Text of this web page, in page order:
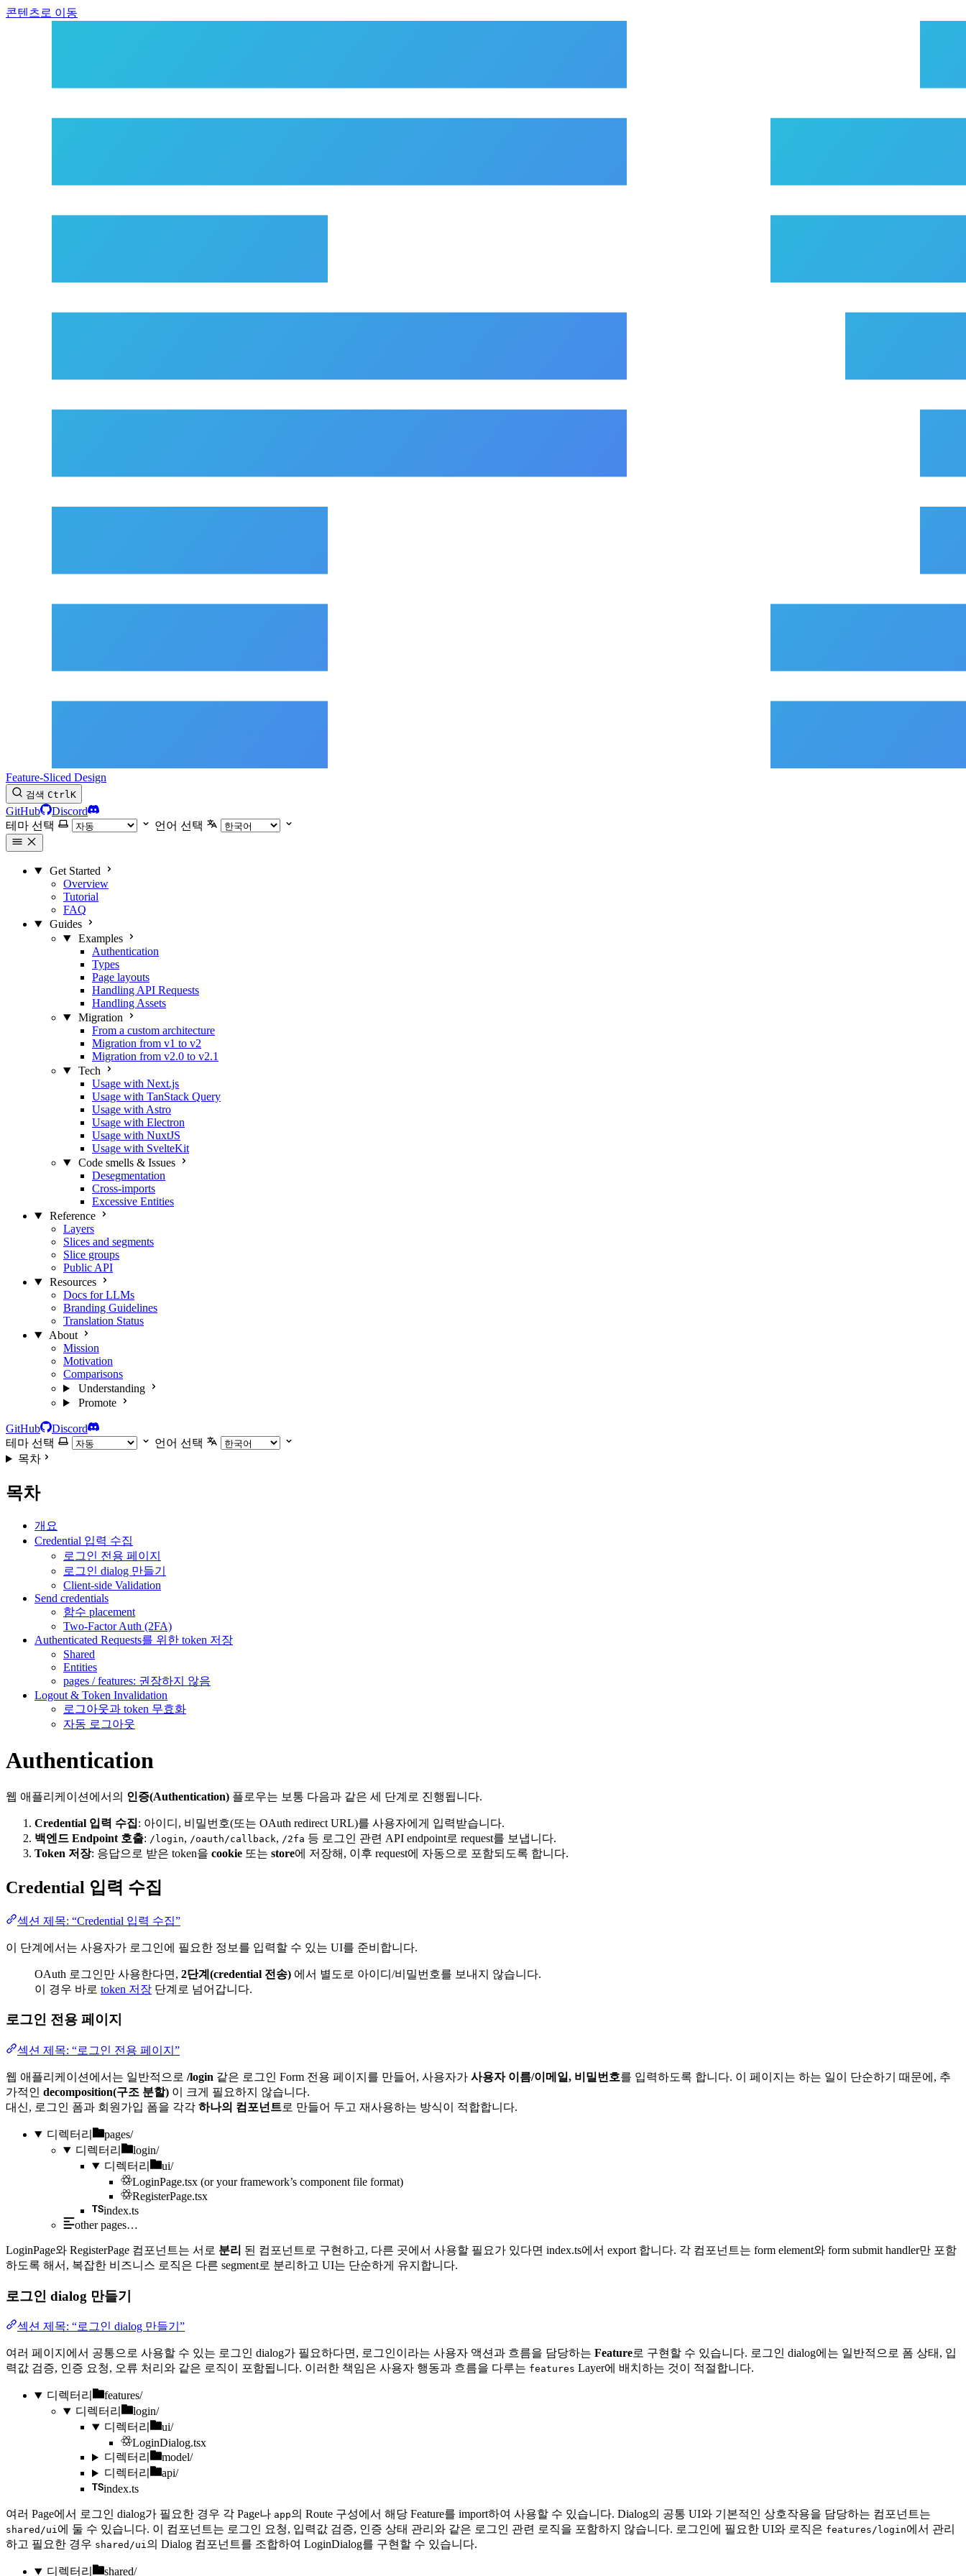
콘텐츠로 이동
Feature-Sliced Design
검색 CtrlK
GitHub
Discord
테마 선택
언어 선택
Get Started
Overview
Tutorial
FAQ
Guides
Examples
Authentication
Types
Page layouts
Handling API Requests
Handling Assets
Migration
From a custom architecture
Migration from v1 to v2
Migration from v2.0 to v2.1
Tech
Usage with Next.js
Usage with TanStack Query
Usage with Astro
Usage with Electron
Usage with NuxtJS
Usage with SvelteKit
Code smells & Issues
Desegmentation
Cross-imports
Excessive Entities
Reference
Layers
Slices and segments
Slice groups
Public API
Resources
Docs for LLMs
Branding Guidelines
Translation Status
About
Mission
Motivation
Comparisons
Understanding
Promote
GitHub
Discord
테마 선택
언어 선택
목차
목차
개요
Credential 입력 수집
로그인 전용 페이지
로그인 dialog 만들기
Client-side Validation
Send credentials
함수 placement
Two-Factor Auth (2FA)
Authenticated Requests를 위한 token 저장
Shared
Entities
pages / features: 권장하지 않음
Logout & Token Invalidation
로그아웃과 token 무효화
자동 로그아웃
Authentication
웹 애플리케이션에서의 인증(Authentication) 플로우는 보통 다음과 같은 세 단계로 진행됩니다.
Credential 입력 수집: 아이디, 비밀번호(또는 OAuth redirect URL)를 사용자에게 입력받습니다.
백엔드 Endpoint 호출: /login, /oauth/callback, /2fa 등 로그인 관련 API endpoint로 request를 보냅니다.
Token 저장: 응답으로 받은 token을 cookie 또는 store에 저장해, 이후 request에 자동으로 포함되도록 합니다.
Credential 입력 수집
섹션 제목: “Credential 입력 수집”
이 단계에서는 사용자가 로그인에 필요한 정보를 입력할 수 있는 UI를 준비합니다.
OAuth 로그인만 사용한다면, 2단계(credential 전송) 에서 별도로 아이디/비밀번호를 보내지 않습니다.
이 경우 바로 token 저장 단계로 넘어갑니다.
로그인 전용 페이지
섹션 제목: “로그인 전용 페이지”
웹 애플리케이션에서는 일반적으로 /login 같은 로그인 Form 전용 페이지를 만들어, 사용자가 사용자 이름/이메일, 비밀번호를 입력하도록 합니다. 이 페이지는 하는 일이 단순하기 때문에, 추
가적인 decomposition(구조 분할) 이 크게 필요하지 않습니다.
대신, 로그인 폼과 회원가입 폼을 각각 하나의 컴포넌트로 만들어 두고 재사용하는 방식이 적합합니다.
디렉터리
pages/
디렉터리
login/
디렉터리
ui/
LoginPage.tsx (or your framework’s component file format)
RegisterPage.tsx
index.ts
other pages…
LoginPage와 RegisterPage 컴포넌트는 서로 분리 된 컴포넌트로 구현하고, 다른 곳에서 사용할 필요가 있다면 index.ts에서 export 합니다. 각 컴포넌트는 form element와 form submit handler만 포함
하도록 해서, 복잡한 비즈니스 로직은 다른 segment로 분리하고 UI는 단순하게 유지합니다.
로그인 dialog 만들기
섹션 제목: “로그인 dialog 만들기”
여러 페이지에서 공통으로 사용할 수 있는 로그인 dialog가 필요하다면, 로그인이라는 사용자 액션과 흐름을 담당하는 Feature로 구현할 수 있습니다. 로그인 dialog에는 일반적으로 폼 상태, 입
력값 검증, 인증 요청, 오류 처리와 같은 로직이 포함됩니다. 이러한 책임은 사용자 행동과 흐름을 다루는 features Layer에 배치하는 것이 적절합니다.
디렉터리
features/
디렉터리
login/
디렉터리
ui/
LoginDialog.tsx
디렉터리
model/
디렉터리
api/
index.ts
여러 Page에서 로그인 dialog가 필요한 경우 각 Page나 app의 Route 구성에서 해당 Feature를 import하여 사용할 수 있습니다. Dialog의 공통 UI와 기본적인 상호작용을 담당하는 컴포넌트는
shared/ui에 둘 수 있습니다. 이 컴포넌트는 로그인 요청, 입력값 검증, 인증 상태 관리와 같은 로그인 관련 로직을 포함하지 않습니다. 로그인에 필요한 UI와 로직은 features/login에서 관리
하고 필요한 경우 shared/ui의 Dialog 컴포넌트를 조합하여 LoginDialog를 구현할 수 있습니다.
디렉터리 shared/